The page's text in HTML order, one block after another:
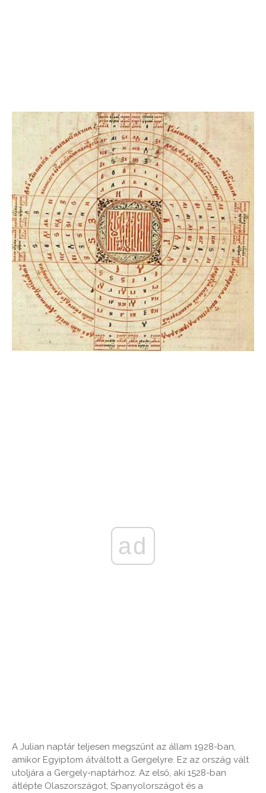
ad
A Julian naptár teljesen megszűnt az állam 1928-ban,
amikor Egyiptom átváltott a Gergelyre. Ez az ország vált
utoljára a Gergely-naptárhoz. Az első, aki 1528-ban
átlépte Olaszországot, Spanyolországot és a